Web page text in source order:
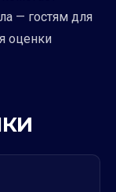
— гостям для
оценки